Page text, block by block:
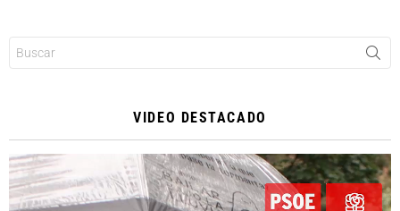
VIDEO DESTACADO
Reproductor
de
vídeo